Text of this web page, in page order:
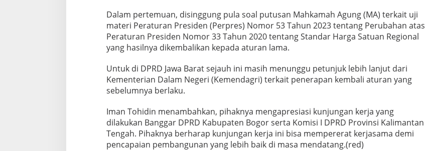
Dalam pertemuan, disinggung pula soal putusan Mahkamah Agung (MA) terkait uji
materi Peraturan Presiden (Perpres) Nomor 53 Tahun 2023 tentang Perubahan atas
Peraturan Presiden Nomor 33 Tahun 2020 tentang Standar Harga Satuan Regional
yang hasilnya dikembalikan kepada aturan lama.
Untuk di DPRD Jawa Barat sejauh ini masih menunggu petunjuk lebih lanjut dari
Kementerian Dalam Negeri (Kemendagri) terkait penerapan kembali aturan yang
sebelumnya berlaku.
Iman Tohidin menambahkan, pihaknya mengapresiasi kunjungan kerja yang
dilakukan Banggar DPRD Kabupaten Bogor serta Komisi I DPRD Provinsi Kalimantan
Tengah. Pihaknya berharap kunjungan kerja ini bisa mempererat kerjasama demi
pencapaian pembangunan yang lebih baik di masa mendatang.(red)